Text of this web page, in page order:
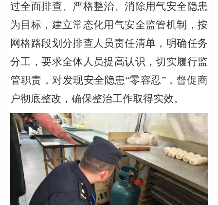
过全面排查、严格整治、消除用气安全隐患
为目标，建立常态化用气安全监管机制，按
网格路段划分排查人员责任清单，明确任务
分工，要求全体人员提高认识，切实履行监
管职责，对发现安全隐患“零容忍”，督促商
户彻底整改，确保整治工作取得实效。